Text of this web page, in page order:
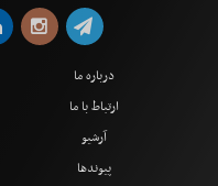
درباره ما
ارتباط با ما
آرشیو
پیوندها